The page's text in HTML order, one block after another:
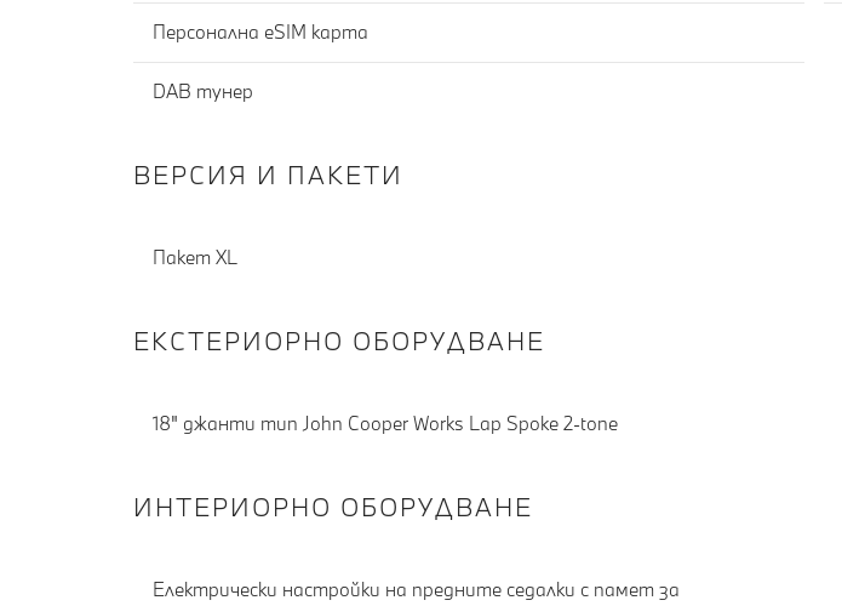
Персонална eSIM карта
DAB тунер
ВЕРСИЯ И ПАКЕТИ
Пакет XL
ЕКСТЕРИОРНО ОБОРУДВАНЕ
18" джанти тип John Cooper Works Lap Spoke 2-tone
ИНТЕРИОРНО ОБОРУДВАНЕ
Електрически настройки на предните седалки с памет за